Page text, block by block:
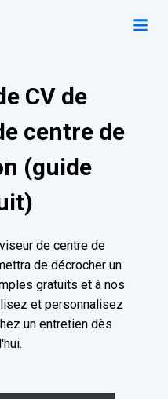
CV de
centre de
(guide
de centre de
de décrocher un
gratuits et à nos
et personnalisez
un entretien dès